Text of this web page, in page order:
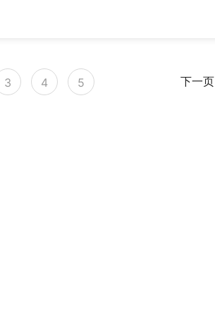
3 4 5 下一页